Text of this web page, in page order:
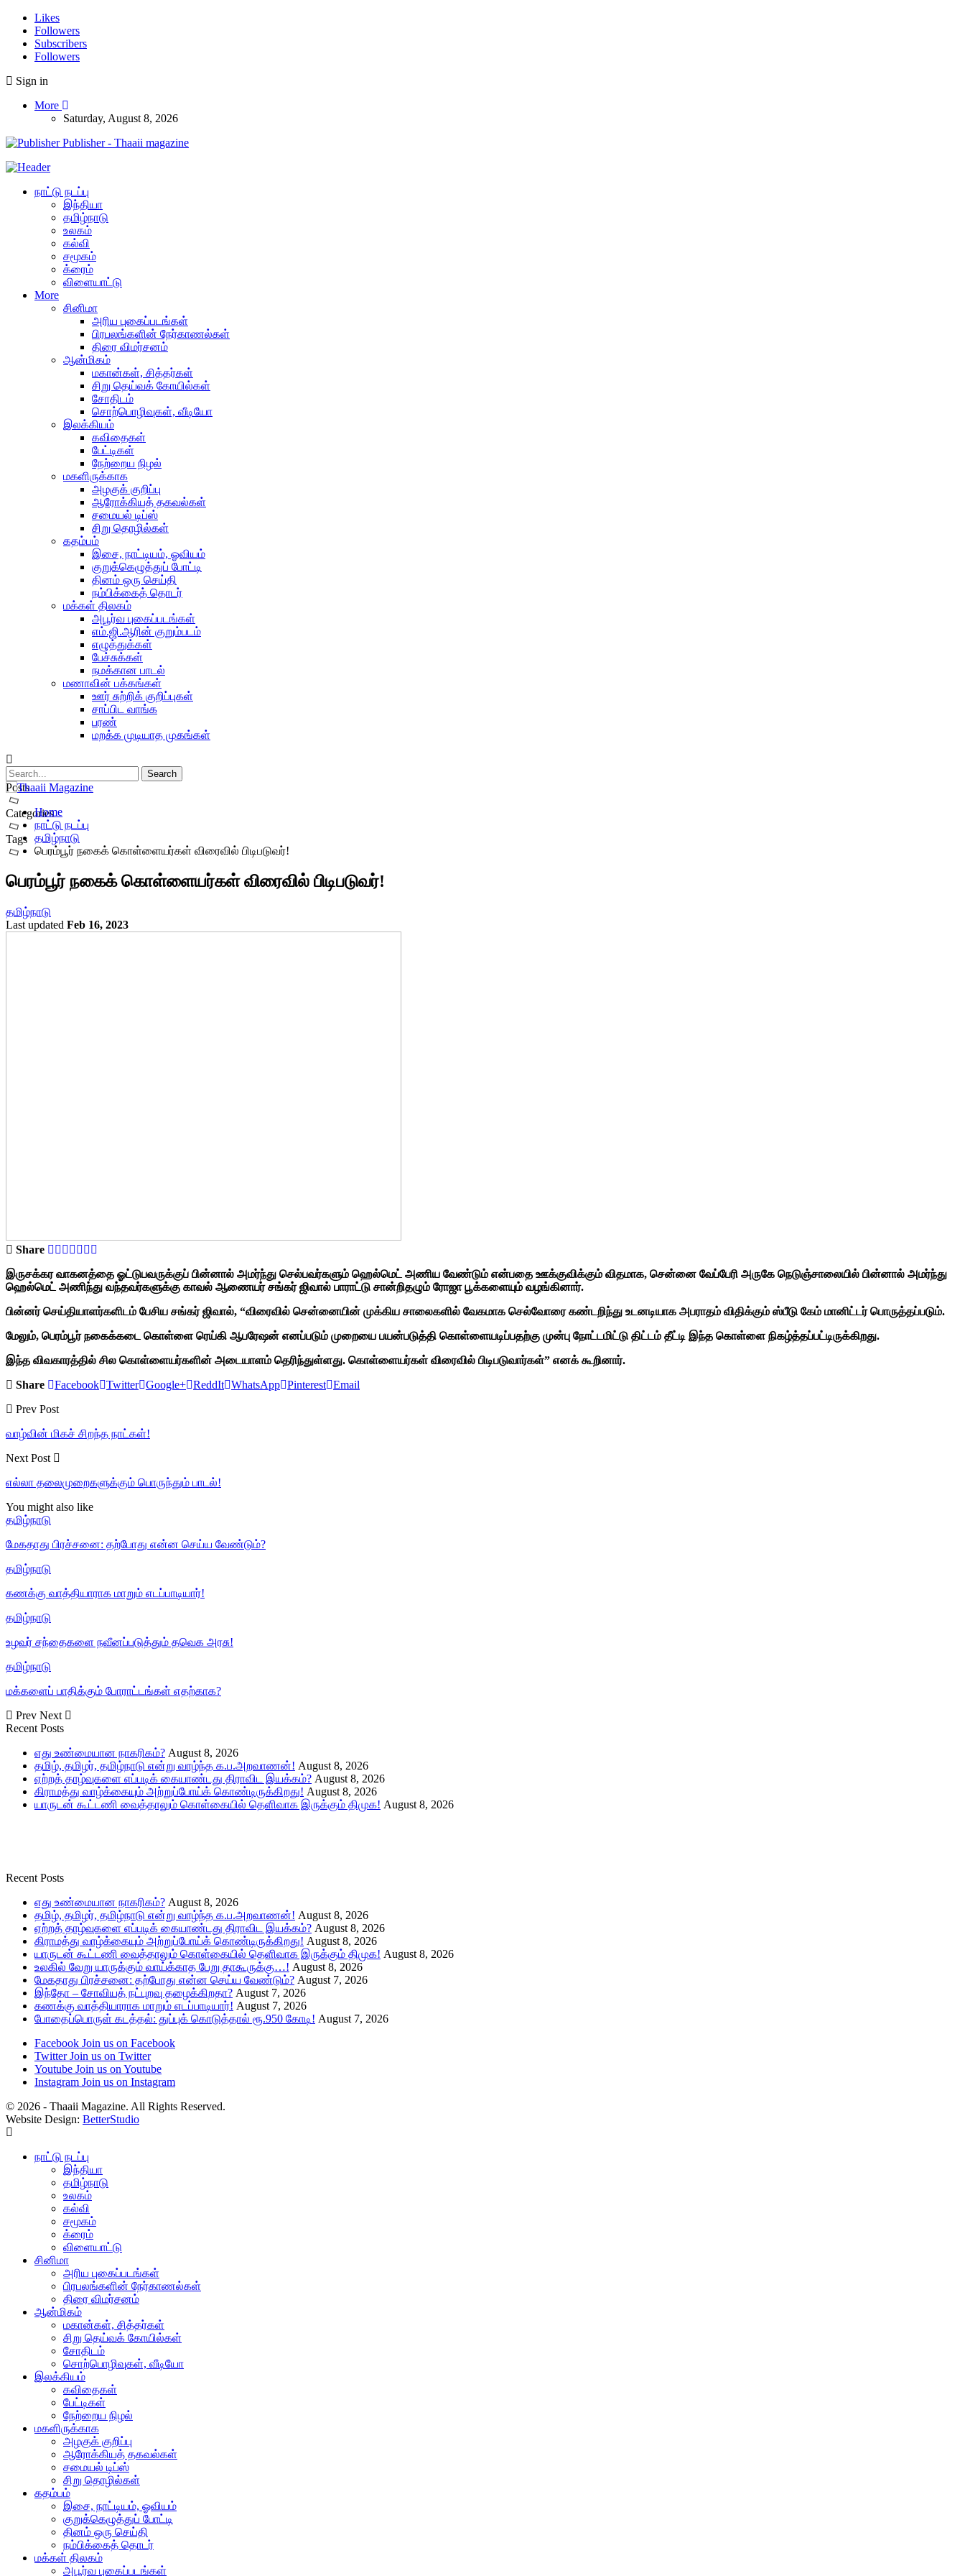
Likes
Followers
Subscribers
Followers
Sign in
More
Saturday, August 8, 2026
Publisher - Thaaii magazine
நாட்டு நடப்பு
இந்தியா
தமிழ்நாடு
உலகம்
கல்வி
சமூகம்
க்ரைம்
விளையாட்டு
More
சினிமா
அரிய புகைப்படங்கள்
பிரபலங்களின் நேர்காணல்கள்
திரை விமர்சனம்
ஆன்மிகம்
மகான்கள், சித்தர்கள்
சிறு தெய்வக் கோயில்கள்
சோதிடம்
சொற்பொழிவுகள், வீடியோ
இலக்கியம்
கவிதைகள்
பேட்டிகள்
நேற்றைய நிழல்
மகளிருக்காக
அழகுக் குறிப்பு
ஆரோக்கியத் தகவல்கள்
சமையல் டிப்ஸ்
சிறு தொழில்கள்
கதம்பம்
இசை, நாட்டியம், ஓவியம்
குறுக்கெழுத்துப் போட்டி
தினம் ஒரு செய்தி
நம்பிக்கைத் தொடர்
மக்கள் திலகம்
அபூர்வ புகைப்படங்கள்
எம்.ஜி.ஆரின் குறும்படம்
எழுத்துக்கள்
பேச்சுக்கள்
நமக்கான பாடல்
மணாவின் பக்கங்கள்
ஊர் சுற்றிக் குறிப்புகள்
சாப்பிட வாங்க
பரண்
மறக்க முடியாத முகங்கள்
Posts
Categories
Tags
Home
நாட்டு நடப்பு
தமிழ்நாடு
பெரம்பூர் நகைக் கொள்ளையர்கள் விரைவில் பிடிபடுவர்!
பெரம்பூர் நகைக் கொள்ளையர்கள் விரைவில் பிடிபடுவர்!
தமிழ்நாடு
Last updated Feb 16, 2023
Share
இருசக்கர வாகனத்தை ஓட்டுபவருக்குப் பின்னால் அமர்ந்து செல்பவர்களும் ஹெல்மெட் அணிய வேண்டும் என்பதை ஊக்குவிக்கும் விதமாக, சென்னை வேப்பேரி அருகே நெடுஞ்சாலையில் பின்னால் அமர்ந்து
ஹெல்மெட் அணிந்து வந்தவர்களுக்கு காவல் ஆணையர் சங்கர் ஜிவால் பாராட்டு சான்றிதழும் ரோஜா பூக்களையும் வழங்கினார்.
பின்னர் செய்தியாளர்களிடம் பேசிய சங்கர் ஜிவால், “விரைவில் சென்னையின் முக்கிய சாலைகளில் வேகமாக செல்வோரை கண்டறிந்து உடனடியாக அபராதம் விதிக்கும் ஸ்பீடு கேம் மானிட்டர் பொருத்தப்படும்.
மேலும், பெரம்பூர் நகைக்கடை கொள்ளை ரெய்கி ஆபரேஷன் எனப்படும் முறையை பயன்படுத்தி கொள்ளையடிப்பதற்கு முன்பு நோட்டமிட்டு திட்டம் தீட்டி இந்த கொள்ளை நிகழ்த்தப்பட்டிருக்கிறது.
இந்த விவகாரத்தில் சில கொள்ளையர்களின் அடையாளம் தெரிந்துள்ளது. கொள்ளையர்கள் விரைவில் பிடிபடுவார்கள்” எனக் கூறினார்.
Share
Facebook Twitter Google+ ReddIt WhatsApp Pinterest Email
Prev Post
வாழ்வின் மிகச் சிறந்த நாட்கள்!
Next Post
எல்லா தலைமுறைகளுக்கும் பொருந்தும் பாடல்!
You might also like
தமிழ்நாடு
மேகதாது பிரச்சனை: தற்போது என்ன செய்ய வேண்டும்?
தமிழ்நாடு
கணக்கு வாத்தியாராக மாறும் எடப்பாடியார்!
தமிழ்நாடு
உழவர் சந்தைகளை நவீனப்படுத்தும் தவெக அரசு!
தமிழ்நாடு
மக்களைப் பாதிக்கும் போராட்டங்கள் எதற்காக?
Prev Next
Recent Posts
எது உண்மையான நாகரிகம்? August 8, 2026
தமிழ், தமிழர், தமிழ்நாடு என்று வாழ்ந்த க.ப.அறவாணன்! August 8, 2026
ஏற்றத் தாழ்வுகளை எப்படிக் கையாண்டது திராவிட இயக்கம்? August 8, 2026
கிராமத்து வாழ்க்கையும் அற்றுப்போய்க் கொண்டிருக்கிறது! August 8, 2026
யாருடன் கூட்டணி வைத்தாலும் கொள்கையில் தெளிவாக இருக்கும் திமுக! August 8, 2026
Recent Posts
எது உண்மையான நாகரிகம்? August 8, 2026
தமிழ், தமிழர், தமிழ்நாடு என்று வாழ்ந்த க.ப.அறவாணன்! August 8, 2026
ஏற்றத் தாழ்வுகளை எப்படிக் கையாண்டது திராவிட இயக்கம்? August 8, 2026
கிராமத்து வாழ்க்கையும் அற்றுப்போய்க் கொண்டிருக்கிறது! August 8, 2026
யாருடன் கூட்டணி வைத்தாலும் கொள்கையில் தெளிவாக இருக்கும் திமுக! August 8, 2026
உலகில் வேறு யாருக்கும் வாய்க்காத பேறு தாகூருக்கு…! August 8, 2026
மேகதாது பிரச்சனை: தற்போது என்ன செய்ய வேண்டும்? August 7, 2026
இந்தோ – சோவியத் நட்புறவு தழைக்கிறதா? August 7, 2026
கணக்கு வாத்தியாராக மாறும் எடப்பாடியார்! August 7, 2026
போதைப்பொருள் கடத்தல்: துப்புக் கொடுத்தால் ரூ.950 கோடி! August 7, 2026
Facebook Join us on Facebook
Twitter Join us on Twitter
Youtube Join us on Youtube
Instagram Join us on Instagram
© 2026 - Thaaii Magazine. All Rights Reserved.
Website Design: BetterStudio
நாட்டு நடப்பு
இந்தியா
தமிழ்நாடு
உலகம்
கல்வி
சமூகம்
க்ரைம்
விளையாட்டு
சினிமா
அரிய புகைப்படங்கள்
பிரபலங்களின் நேர்காணல்கள்
திரை விமர்சனம்
ஆன்மிகம்
மகான்கள், சித்தர்கள்
சிறு தெய்வக் கோயில்கள்
சோதிடம்
சொற்பொழிவுகள், வீடியோ
இலக்கியம்
கவிதைகள்
பேட்டிகள்
நேற்றைய நிழல்
மகளிருக்காக
அழகுக் குறிப்பு
ஆரோக்கியத் தகவல்கள்
சமையல் டிப்ஸ்
சிறு தொழில்கள்
கதம்பம்
இசை, நாட்டியம், ஓவியம்
குறுக்கெழுத்துப் போட்டி
தினம் ஒரு செய்தி
நம்பிக்கைத் தொடர்
மக்கள் திலகம்
அபூர்வ புகைப்படங்கள்